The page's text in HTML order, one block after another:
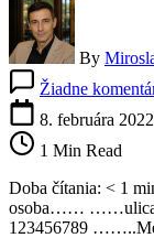
By
Žiadne
8. februára 2022
1 Min Read
Doba čítania: < 1
osoba……
123456789